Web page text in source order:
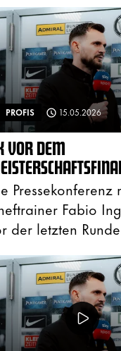
VOR DEM
Pressekonferenz
Fabio
der letzten
PROFIS 15.05.2026